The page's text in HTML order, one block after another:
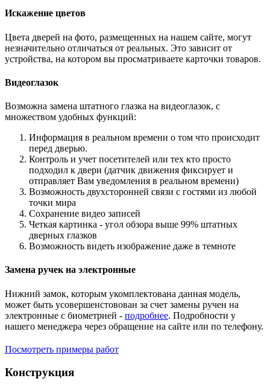
Искажение цветов
Цвета дверей на фото, размещенных на нашем сайте, могут
незначительно отличаться от реальных. Это зависит от
устройства, на котором вы просматриваете карточки товаров.
Видеоглазок
Возможна замена штатного глазка на видеоглазок, с
множеством удобных функций:
Информация в реальном времени о том что происходит
перед дверью.
Контроль и учет посетителей или тех кто просто
подходил к двери (датчик движения фиксирует и
отправляет Вам уведомления в реальном времени)
Возможность двухсторонней связи с гостями из любой
точки мира
Сохранение видео записей
Четкая картинка - угол обзора выше 99% штатных
дверных глазков
Возможность видеть изображение даже в темноте
Замена ручек на электронные
Нижний замок, которым укомплектована данная модель,
может быть усовершенстовован за счет замены ручен на
электронные с биометрией - подробнее. Подробности у
нашего менеджера через обращение на сайте или по телефону.
Посмотреть примеры работ
Конструкция